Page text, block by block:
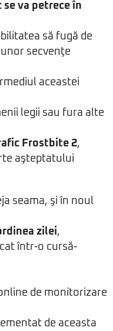
se va petrece în
să fugă de
secvenţe
aceastei
legii sau fura alte
Frostbite 2,
aşteptatului
seama, şi în noul
zilei,
într-o cursă-
de monitorizare
de aceasta